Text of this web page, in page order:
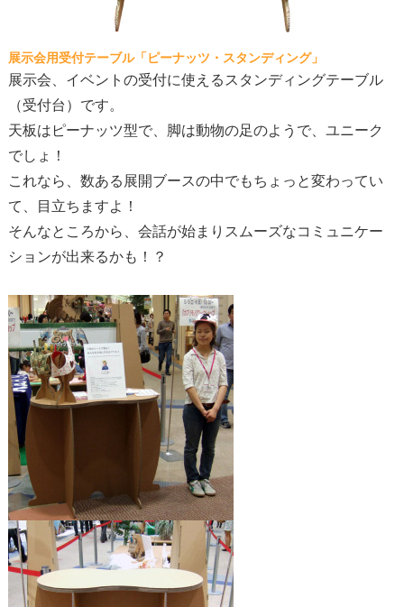
展示会用受付テーブル「ピーナッツ・スタンディング」
展示会、イベントの受付に使えるスタンディングテーブル
（受付台）です。
天板はピーナッツ型で、脚は動物の足のようで、ユニーク
でしょ！
これなら、数ある展開ブースの中でもちょっと変わってい
て、目立ちますよ！
そんなところから、会話が始まりスムーズなコミュニケー
ションが出来るかも！？